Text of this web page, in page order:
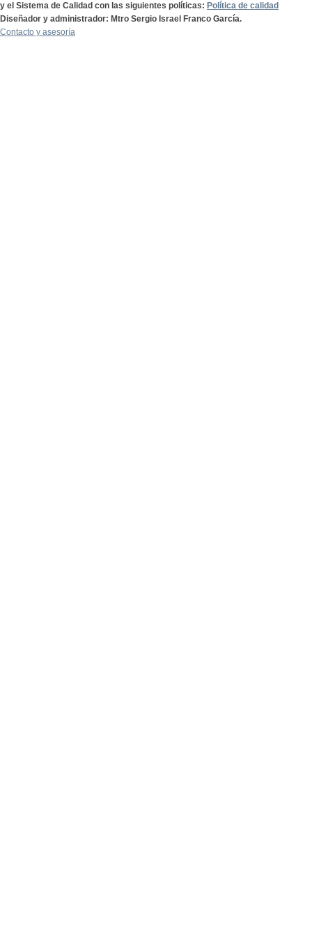
y el Sistema de Calidad con las siguientes políticas: Política de calidad
Diseñador y administrador: Mtro Sergio Israel Franco García.
Contacto y asesoría